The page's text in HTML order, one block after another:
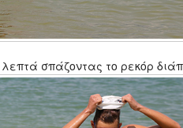
λεπτά σπάζοντας το ρεκόρ